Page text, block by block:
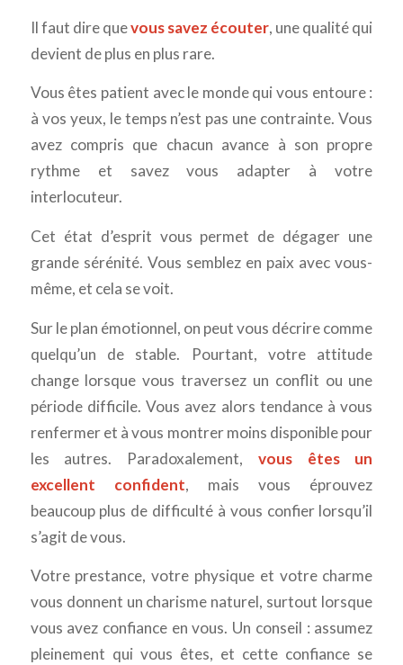
Il faut dire quevous savez écouter, une qualité qui
devient de plus en plus rare.
Vous êtes patient avec le monde qui vous entoure :
à vos yeux, le temps n’est pas une contrainte. Vous
avez compris que chacun avance à son propre
rythme et savez vous adapter à votre
interlocuteur.
Cet état d’esprit vous permet de dégager une
grande sérénité. Vous semblez en paix avec vous-
même, et cela se voit.
Sur le plan émotionnel, on peut vous décrire comme
quelqu’un de stable. Pourtant, votre attitude
change lorsque vous traversez un conflit ou une
période difficile. Vous avez alors tendance à vous
renfermer et à vous montrer moins disponible pour
les autres. Paradoxalement, vous êtes un
excellent confident, mais vous éprouvez
beaucoup plus de difficulté à vous confier lorsqu’il
s’agit de vous.
Votre prestance, votre physique et votre charme
vous donnent un charisme naturel, surtout lorsque
vous avez confiance en vous. Un conseil : assumez
pleinement qui vous êtes, et cette confiance se